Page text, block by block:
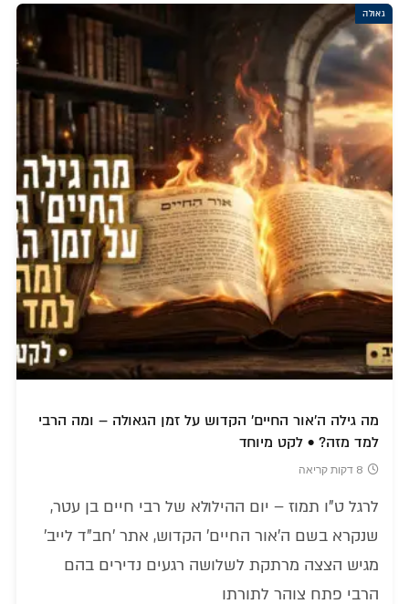
גאולה
מה גילה ה'אור החיים' הקדוש על זמן הגאולה – ומה הרבי
למד מזה? • לקט מיוחד
8 דקות קריאה
לרגל ט"ו תמוז – יום ההילולא של רבי חיים בן עטר,
שנקרא בשם ה'אור החיים' הקדוש, אתר 'חב"ד לייב'
מגיש הצצה מרתקת לשלושה רגעים נדירים בהם
הרבי פתח צוהר לתורתו